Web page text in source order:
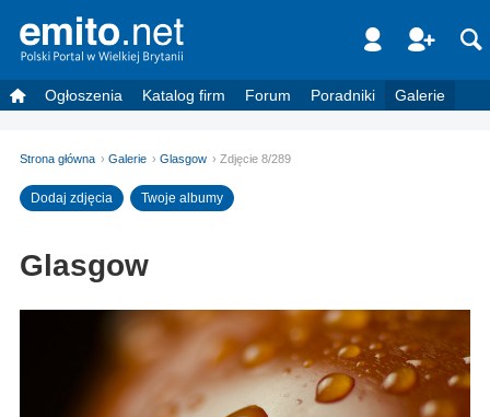
Ogłoszenia Katalog firm Forum Poradniki Galerie
Strona główna Galerie Glasgow Zdjęcie 8/289
Dodaj zdjęcia Twoje albumy
Glasgow